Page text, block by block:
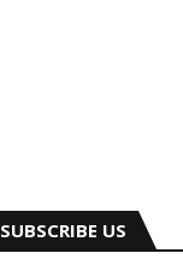
SUBSCRIBE US